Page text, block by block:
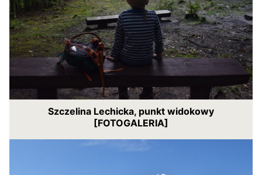
Szczelina Lechicka, punkt widokowy
[FOTOGALERIA]